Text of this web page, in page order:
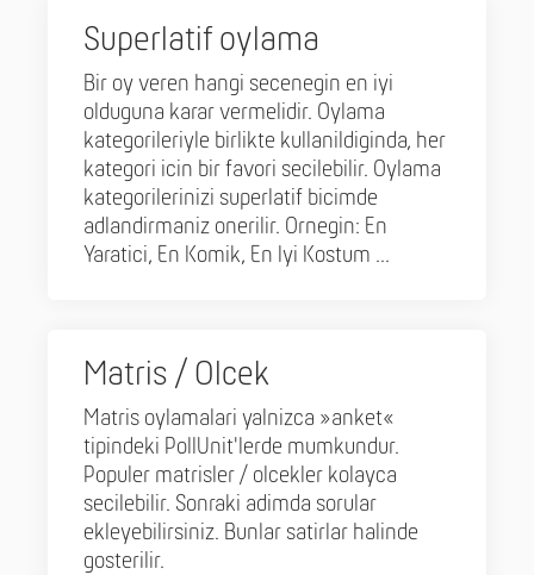
Superlatif oylama
Bir oy veren hangi secenegin en iyi
olduguna karar vermelidir. Oylama
kategorileriyle birlikte kullanildiginda, her
kategori icin bir favori secilebilir. Oylama
kategorilerinizi superlatif bicimde
adlandirmaniz onerilir. Ornegin: En
Yaratici, En Komik, En Iyi Kostum ...
Matris / Olcek
Matris oylamalari yalnizca »anket«
tipindeki PollUnit'lerde mumkundur.
Populer matrisler / olcekler kolayca
secilebilir. Sonraki adimda sorular
ekleyebilirsiniz. Bunlar satirlar halinde
gosterilir.